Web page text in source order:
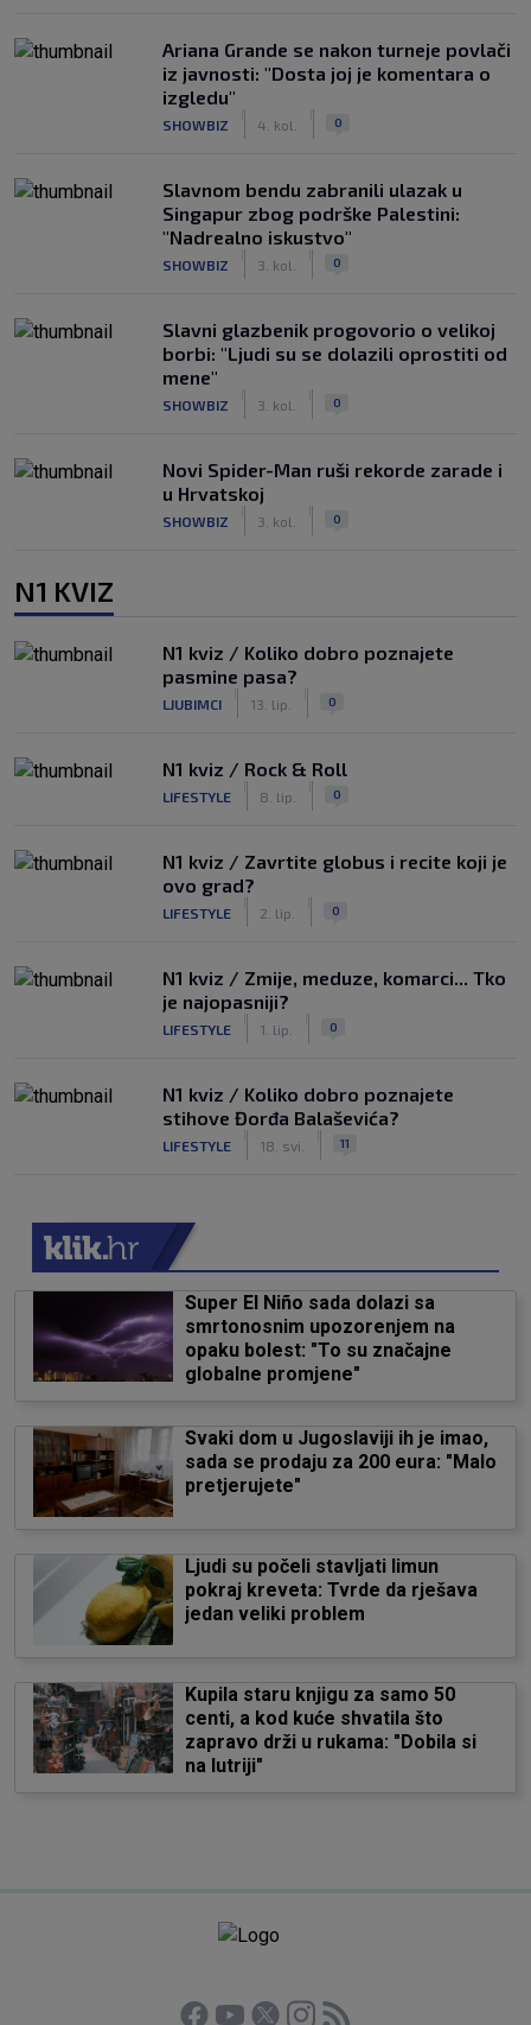
Ariana Grande se nakon turneje povlači
iz javnosti: "Dosta joj je komentara o
izgledu"
SHOWBIZ 4. kol. 0
Slavnom bendu zabranili ulazak u
Singapur zbog podrške Palestini:
"Nadrealno iskustvo"
SHOWBIZ 3. kol. 0
Slavni glazbenik progovorio o velikoj
borbi: "Ljudi su se dolazili oprostiti od
mene"
SHOWBIZ 3. kol. 0
Novi Spider-Man ruši rekorde zarade i
u Hrvatskoj
SHOWBIZ 3. kol. 0
N1 KVIZ
N1 kviz / Koliko dobro poznajete
pasmine pasa?
LJUBIMCI 13. lip. 0
N1 kviz / Rock & Roll
LIFESTYLE 8. lip. 0
N1 kviz / Zavrtite globus i recite koji je
ovo grad?
LIFESTYLE 2. lip. 0
N1 kviz / Zmije, meduze, komarci... Tko
je najopasniji?
LIFESTYLE 1. lip. 0
N1 kviz / Koliko dobro poznajete
stihove Đorđa Balaševića?
LIFESTYLE 18. svi. 11
Super El Niño sada dolazi sa
smrtonosnim upozorenjem na
opaku bolest: "To su značajne
globalne promjene"
Svaki dom u Jugoslaviji ih je imao,
sada se prodaju za 200 eura: "Malo
pretjerujete"
Ljudi su počeli stavljati limun
pokraj kreveta: Tvrde da rješava
jedan veliki problem
Kupila staru knjigu za samo 50
centi, a kod kuće shvatila što
zapravo drži u rukama: "Dobila si
na lutriji"